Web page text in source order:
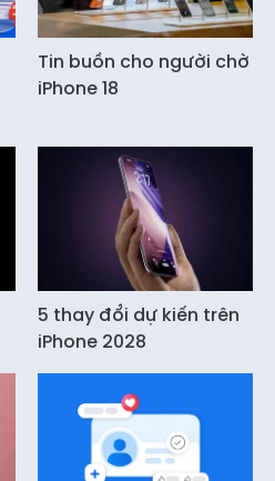
Tin buồn cho người chờ
iPhone 18
5 thay đổi dự kiến trên
iPhone 2028